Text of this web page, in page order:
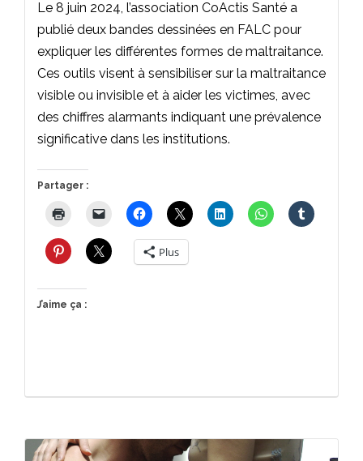
Le 8 juin 2024, l’association CoActis Santé a
publié deux bandes dessinées en FALC pour
expliquer les différentes formes de maltraitance.
Ces outils visent à sensibiliser sur la maltraitance
visible ou invisible et à aider les victimes, avec
des chiffres alarmants indiquant une prévalence
significative dans les institutions.
Partager :
Plus
J’aime ça :